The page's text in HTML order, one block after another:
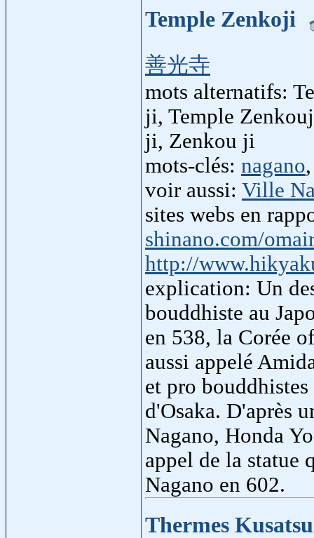
Temple Zenkoji
善光寺
mots alternatifs:
ji, Temple
ji, Zenkou ji
mots-clés: nagano
voir aussi: Ville
sites webs en
shinano.com/
http://
explication: Un
bouddhiste au
en 538, la Corée
aussi appelé
et pro
d'Osaka. D'après
Nagano, Honda
appel de la statue
Nagano en 602.
Thermes